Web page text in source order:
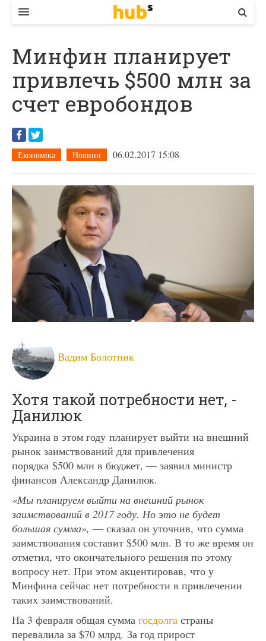
ЕКОНОМІКА
БІЗНЕС
СТАРТЕР
КОНТАКТИ
Минфин планирует
привлечь $500 млн за
счет евробондов
Економіка Новини 06.02.2017 15:08
Вадим Болотник
Хотя такой потребности нет, -
Данилюк
Украина в этом году планирует выйти на внешний
рынок заимствований для привлечения
порядка $500 млн в бюджет, — заявил министр
финансов Александр Данилюк.
«Мы планируем выйти на внешний рынок
заимствований в 2017 году. Но это не будет
большая сумма», — сказал он уточнив, что сумма
заимствования составит $500 млн. В то же время он
отметил, что окончательного решения по этому
вопросу нет. При этом акцентировав, что у
Минфина сейчас нет потребности в привлечении
таких заимствований.
На 3 февраля общая сумма госдолга страны
перевалила за $70 млрд. За год прирост